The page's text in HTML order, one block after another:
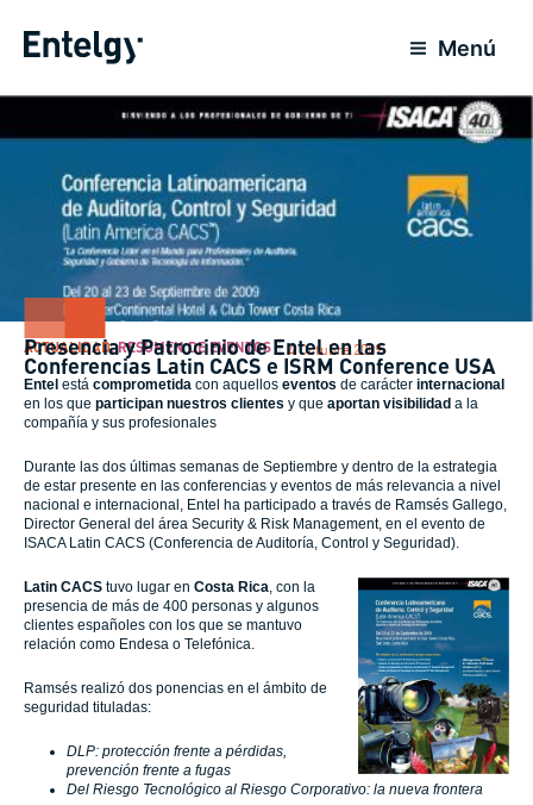
Menú
ACTUALIDAD,RESUMEN DE EVENTOS 4 Octubre 2009
Presencia y Patrocinio de Entel en las
Conferencias Latin CACS e ISRM Conference USA
Entel está comprometida con aquellos eventos de carácter internacional
en los que participan nuestros clientes y que aportan visibilidad a la
compañía y sus profesionales
Durante las dos últimas semanas de Septiembre y dentro de la estrategia
de estar presente en las conferencias y eventos de más relevancia a nivel
nacional e internacional, Entel ha participado a través de Ramsés Gallego,
Director General del área Security & Risk Management, en el evento de
ISACA Latin CACS (Conferencia de Auditoría, Control y Seguridad).
Latin CACS tuvo lugar en Costa Rica, con la
presencia de más de 400 personas y algunos
clientes españoles con los que se mantuvo
relación como Endesa o Telefónica.
Ramsés realizó dos ponencias en el ámbito de
seguridad tituladas:
DLP: protección frente a pérdidas,
prevención frente a fugas
Del Riesgo Tecnológico al Riesgo Corporativo: la nueva frontera